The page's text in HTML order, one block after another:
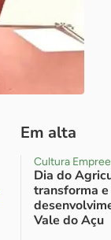
Em alta
Cultura
Dia do
transforma
Vale do Açu